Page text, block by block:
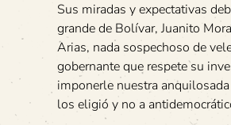
Sus miradas y expectativas
grande de Bolívar, Juanito
Arias, nada sospechoso de
gobernante que respete su
imponerle nuestra
los eligió y no a